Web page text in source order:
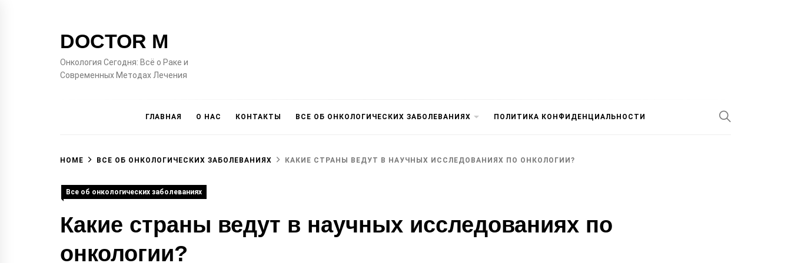
DOCTOR M
Онкология Сегодня: Всё о Раке и
Современных Методах Лечения
ГЛАВНАЯ О НАС КОНТАКТЫ ВСЕ ОБ ОНКОЛОГИЧЕСКИХ ЗАБОЛЕВАНИЯХ ПОЛИТИКА КОНФИДЕНЦИАЛЬНОСТИ
HOME ВСЕ ОБ ОНКОЛОГИЧЕСКИХ ЗАБОЛЕВАНИЯХ КАКИЕ СТРАНЫ ВЕДУТ В НАУЧНЫХ ИССЛЕДОВАНИЯХ ПО ОНКОЛОГИИ?
Все об онкологических заболеваниях
Какие страны ведут в научных исследованиях по
онкологии?